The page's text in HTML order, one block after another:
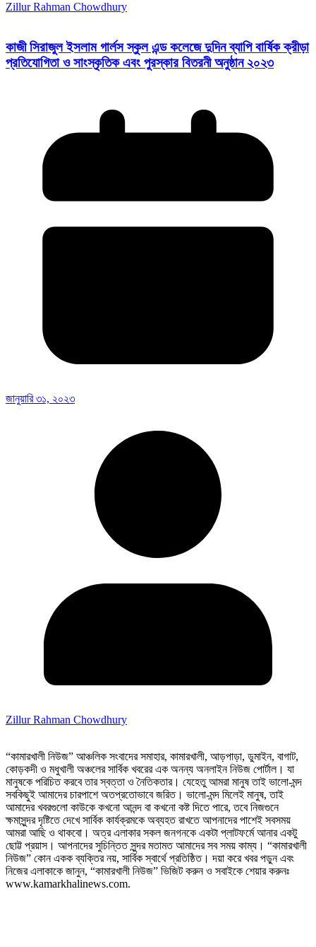
Zillur Rahman Chowdhury
কাজী সিরাজুল ইসলাম গার্লস স্কুল এন্ড কলেজে দুদিন ব্যাপি বার্ষিক ক্রীড়া
প্রতিযোগিতা ও সাংস্কৃতিক এবং পুরস্কার বিতরনী অনুষ্ঠান ২০২৩
জানুয়ারি ৩১, ২০২৩
Zillur Rahman Chowdhury
“কামারখালী নিউজ” আঞ্চলিক সংবাদের সমাহার, কামারখালী, আড়পাড়া, ডুমাইন, বাগাট,
কোড়কদী ও মধুখালী অঞ্চলের সার্বিক খবরের এক অনন্য অনলাইন নিউজ পোর্টাল। যা
মানুষকে পরিচিত করবে তার স্বত্তা ও নৈতিকতার। যেহেতু আমরা মানুষ তাই ভালো-মন্দ
সবকিছুই আমাদের চারপাশে অতপ্রতোভাবে জরিত। ভালো-মন্দ মিলেই মানুষ, তাই
আমাদের খবরগুলো কাউকে কখনো আনন্দ বা কখনো কষ্ট দিতে পারে, তবে নিজগুনে
ক্ষমাসুন্দর দৃষ্টিতে দেখে সার্বিক কার্যক্রমকে অব্যহত রাখতে আপনাদের পাশেই সবসময়
আমরা আছি ও থাকবো। অত্র এলাকার সকল জনগনকে একটা প্লাটফর্মে আনার একটু
ছোট্ট প্রয়াস। আপনাদের সুচিন্তিত সুন্দর মতামত আমাদের সব সময় কাম্য। “কামারখালী
নিউজ” কোন একক ব্যক্তির নয়, সার্বিক স্বার্থে প্রতিষ্ঠিত। দয়া করে খবর পড়ুন এবং
নিজের এলাকাকে জানুন, “কামারখালী নিউজ” ভিজিট করুন ও সবাইকে শেয়ার করুনঃ
www.kamarkhalinews.com.